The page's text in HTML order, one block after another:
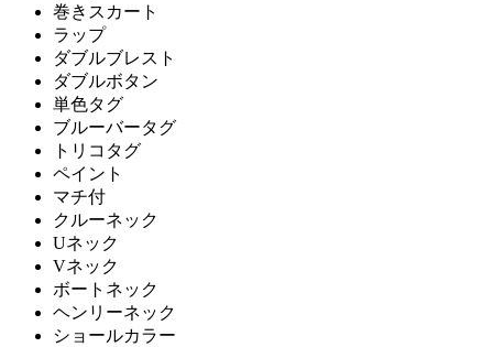
巻きスカート
ラップ
ダブルブレスト
ダブルボタン
単色タグ
ブルーバータグ
トリコタグ
ペイント
マチ付
クルーネック
Uネック
Vネック
ボートネック
ヘンリーネック
ショールカラー